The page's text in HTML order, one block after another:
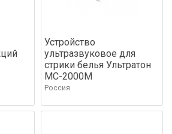
Устройство
ультразвуковое для
стрики белья Ультратон
МС-2000М
Россия